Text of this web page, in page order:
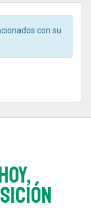
con su